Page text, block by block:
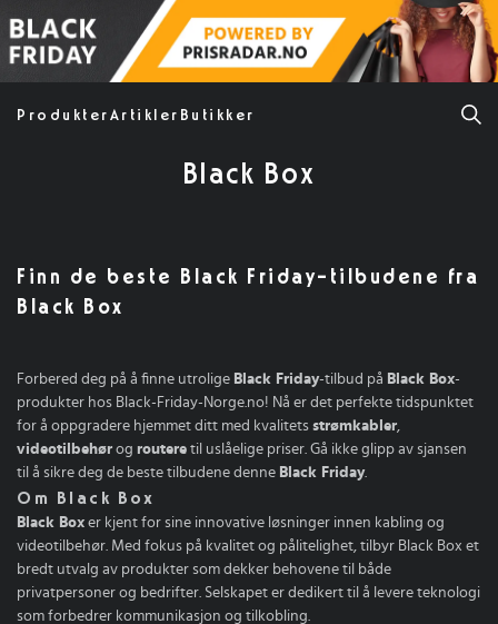
Produkter Artikler Butikker
Black Box
Finn de beste Black Friday-tilbudene fra
Black Box
Forbered deg på å finne utrolige Black Friday-tilbud på Black Box-
produkter hos Black-Friday-Norge.no! Nå er det perfekte tidspunktet
for å oppgradere hjemmet ditt med kvalitets strømkabler
videotilbehør og routere til uslåelige priser. Gå ikke glipp av sjansen
til å sikre deg de beste tilbudene denne Black Friday.
Om Black Box
Black Box er kjent for sine innovative løsninger innen kabling og
videotilbehør. Med fokus på kvalitet og pålitelighet, tilbyr Black Box et
bredt utvalg av produkter som dekker behovene til både
privatpersoner og bedrifter. Selskapet er dedikert til å levere teknologi
som forbedrer kommunikasjon og tilkobling.